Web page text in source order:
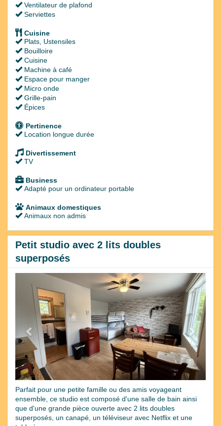
Ventilateur de plafond
Serviettes
Cuisine
Plats, Ustensiles
Bouilloire
Cuisine
Machine à café
Espace pour manger
Micro onde
Grille-pain
Épices
Pertinence
Location longue durée
Divertissement
TV
Business
Adapté pour un ordinateur portable
Animaux domestiques
Animaux non admis
Petit studio avec 2 lits doubles
superposés
Previous
Next
Parfait pour une petite famille ou des amis voyageant
ensemble, ce studio est composé d'une salle de bain ainsi
que d'une grande pièce ouverte avec 2 lits doubles
superposés, un canapé, un téléviseur avec Netflix et une